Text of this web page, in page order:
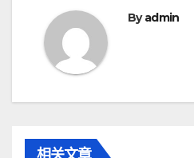
Byadmin